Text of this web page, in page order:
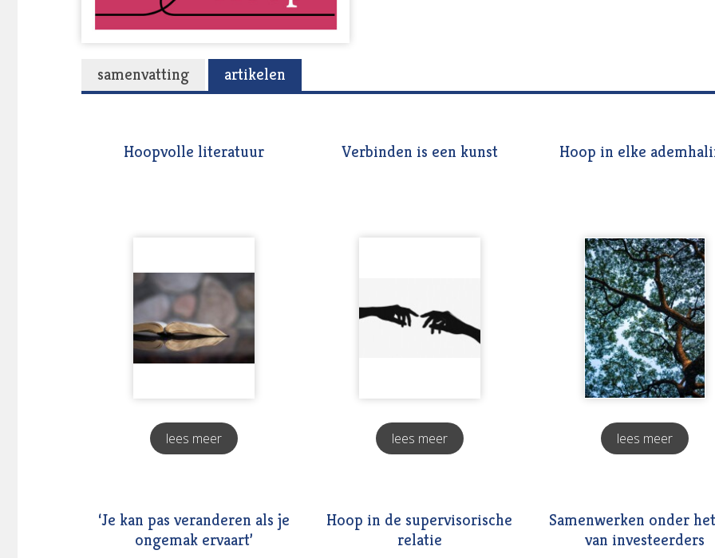
samenvatting artikelen
Hoopvolle literatuur
lees meer
Verbinden is een kunst
lees meer
Hoop in elke
lees meer
‘Je kan pas veranderen als je
ongemak ervaart’
Hoop in de supervisorische
relatie
Samenwerken onder
van investeerders